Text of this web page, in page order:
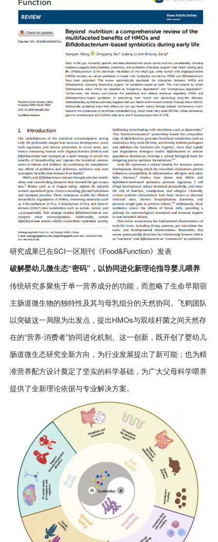
研究成果已在SCI一区期刊《Food&Function》发表
破解婴幼儿微生态“密码”，以协同进化新理论指导婴儿喂养
传统研究多聚焦于单一营养成分的功能，而忽略了生命早期宿
主肠道微生物的独特性及其与母乳组分的天然协同。飞鹤团队
以突破这一局限为出发点，提出HMOs与双歧杆菌之间天然存
在的“营养-消费者”协同进化机制。这一创新，既开创了婴幼儿
肠道微生态研究全新方向，为行业发展提出了新可能；也为精
准营养配方设计奠定了坚实的科学基础，为广大父母科学喂养
提供了全新理论依据与专业解决方案。